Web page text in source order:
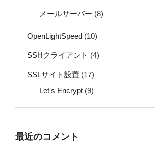
メールサーバー (8)
OpenLightSpeed (10)
SSHクライアント (4)
SSLサイト設置 (17)
Let's Encrypt (9)
最近のコメント